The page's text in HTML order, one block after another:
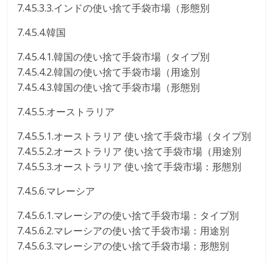
7.4.5.3.3.インドの使い捨て手袋市場（形態別
7.4.5.4.韓国
7.4.5.4.1.韓国の使い捨て手袋市場（タイプ別
7.4.5.4.2.韓国の使い捨て手袋市場（用途別
7.4.5.4.3.韓国の使い捨て手袋市場（形態別
7.4.5.5.オーストラリア
7.4.5.5.1.オーストラリア 使い捨て手袋市場（タイプ別
7.4.5.5.2.オーストラリア 使い捨て手袋市場（用途別
7.4.5.5.3.オーストラリア 使い捨て手袋市場：形態別
7.4.5.6.マレーシア
7.4.5.6.1.マレーシアの使い捨て手袋市場：タイプ別
7.4.5.6.2.マレーシアの使い捨て手袋市場：用途別
7.4.5.6.3.マレーシアの使い捨て手袋市場：形態別